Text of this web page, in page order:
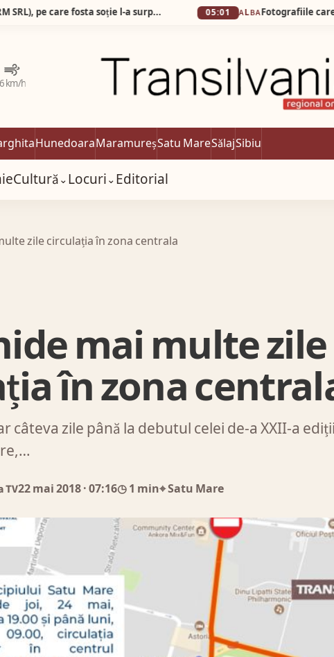
Ginecologul Mostafa Ismail (SC AFRODITA KRM SRL), pe care fosta soție l-a surprins dezbrăcat de la brâu în jos în timp ce consulta o pacientă complet dezbrăcată, a pierdut procesul cu presa! 05:01 ALBA
6 km/h
HunedoaraMaramureșSatu MareSălajSibiu
Cultură⌄Locuri⌄Editorial
zile circulația în zona centrala
mai multe zile
în zona
câteva zile până la debutul celei de-a XXII-a
TV22 mai 2018· 07:16◷ 1 min⌖ Satu Mare